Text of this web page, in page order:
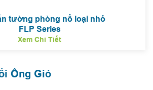
tường phòng nổ loại nhỏ
FLP Series
Xem Chi Tiết
Ống Gió